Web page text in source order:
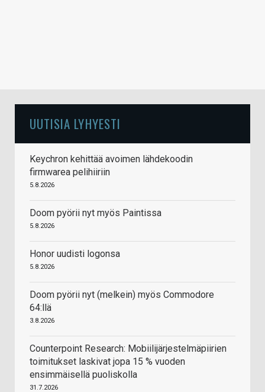
UUTISIA LYHYESTI
Keychron kehittää avoimen lähdekoodin
firmwarea pelihiiriin
5.8.2026
Doom pyörii nyt myös Paintissa
5.8.2026
Honor uudisti logonsa
5.8.2026
Doom pyörii nyt (melkein) myös Commodore
64:llä
3.8.2026
Counterpoint Research: Mobiilijärjestelmäpiirien
toimitukset laskivat jopa 15 % vuoden
ensimmäisellä puoliskolla
31.7.2026